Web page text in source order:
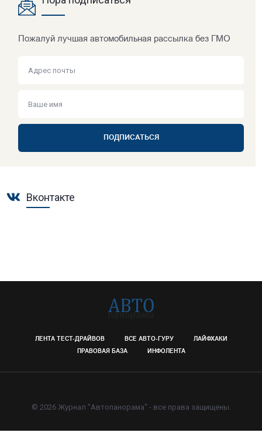
Пожалуй лучшая автомобильная рассылка без ГМО
ПОДПИСАТЬСЯ
Вконтакте
ЛЕНТА ТЕСТ-ДРАЙВОВ ВСЕ АВТО-ГУРУ
ЛАЙФХАКИ
ПРАВОВАЯ БАЗА
ИНФОЛЕНТА
© 2026 Журнал "Автопанорама" - все права защищены.